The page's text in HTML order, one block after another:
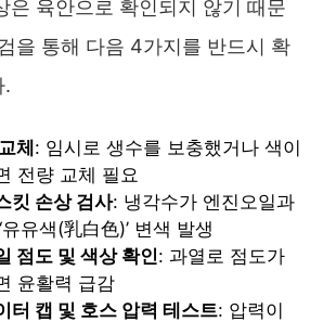
은 육안으로 확인되지 않기 때문
을 통해 다음 4가지를 반드시 확
.
체: 임시로 생수를 보충했거나 색이
전량 교체 필요
킷 손상 검사: 냉각수가 엔진오일과
유유색(乳白色)’ 변색 발생
점도 및 색상 확인: 과열로 점도가
윤활력 급감
터 캡 및 호스 압력 테스트: 압력이